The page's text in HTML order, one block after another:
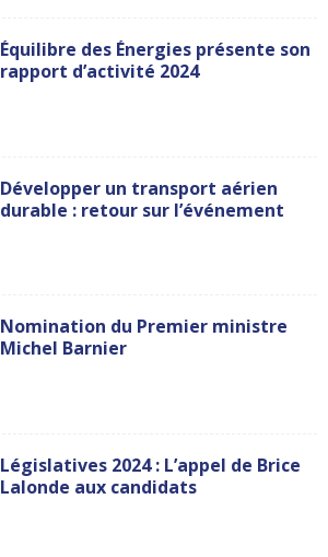
Équilibre des Énergies présente son
rapport d’activité 2024
Développer un transport aérien
durable : retour sur l’événement
Nomination du Premier ministre
Michel Barnier
Législatives 2024 : L’appel de Brice
Lalonde aux candidats